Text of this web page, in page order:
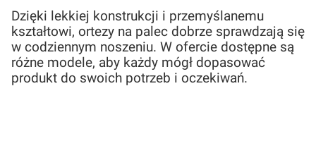
Dzięki lekkiej konstrukcji i przemyślanemu
kształtowi, ortezy na palec dobrze sprawdzają się
w codziennym noszeniu. W ofercie dostępne są
różne modele, aby każdy mógł dopasować
produkt do swoich potrzeb i oczekiwań.